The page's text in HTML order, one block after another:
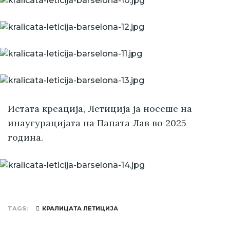
Истата креација, Летиција ја носеше на
инаугурацијата на Папата Лав во 2025
година.
TAGS КРАЛИЦАТА ЛЕТИЦИЈА